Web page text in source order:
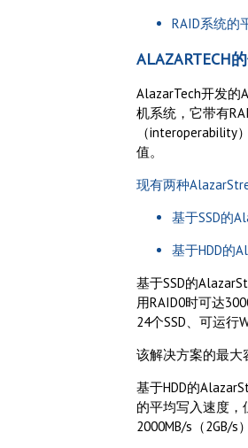
RAID系统的
ALAZARTECH
AlazarTech开发的
机系统，它带有
（interoperability
值。
现有两种
基于SSD的
基于HDD的
基于SSD的
用RAID0时可达
24个SSD、可运行
该解决方案的最大
基于HDD的
的平均写入速度，
2000MB/s（2GB/s